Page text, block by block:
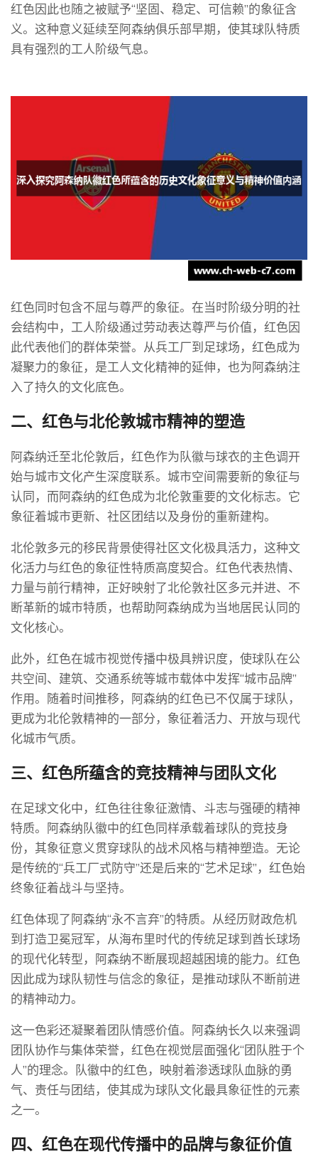
红色因此也随之被赋予“坚固、稳定、可信赖”的象征含
义。这种意义延续至阿森纳俱乐部早期，使其球队特质
具有强烈的工人阶级气息。
红色同时包含不屈与尊严的象征。在当时阶级分明的社
会结构中，工人阶级通过劳动表达尊严与价值，红色因
此代表他们的群体荣誉。从兵工厂到足球场，红色成为
凝聚力的象征，是工人文化精神的延伸，也为阿森纳注
入了持久的文化底色。
二、红色与北伦敦城市精神的塑造
阿森纳迁至北伦敦后，红色作为队徽与球衣的主色调开
始与城市文化产生深度联系。城市空间需要新的象征与
认同，而阿森纳的红色成为北伦敦重要的文化标志。它
象征着城市更新、社区团结以及身份的重新建构。
北伦敦多元的移民背景使得社区文化极具活力，这种文
化活力与红色的象征性特质高度契合。红色代表热情、
力量与前行精神，正好映射了北伦敦社区多元并进、不
断革新的城市特质，也帮助阿森纳成为当地居民认同的
文化核心。
此外，红色在城市视觉传播中极具辨识度，使球队在公
共空间、建筑、交通系统等城市载体中发挥“城市品牌”
作用。随着时间推移，阿森纳的红色已不仅属于球队，
更成为北伦敦精神的一部分，象征着活力、开放与现代
化城市气质。
三、红色所蕴含的竞技精神与团队文化
在足球文化中，红色往往象征激情、斗志与强硬的精神
特质。阿森纳队徽中的红色同样承载着球队的竞技身
份，其象征意义贯穿球队的战术风格与精神塑造。无论
是传统的“兵工厂式防守”还是后来的“艺术足球”，红色始
终象征着战斗与坚持。
红色体现了阿森纳“永不言弃”的特质。从经历财政危机
到打造卫冕冠军，从海布里时代的传统足球到酋长球场
的现代化转型，阿森纳不断展现超越困境的能力。红色
因此成为球队韧性与信念的象征，是推动球队不断前进
的精神动力。
这一色彩还凝聚着团队情感价值。阿森纳长久以来强调
团队协作与集体荣誉，红色在视觉层面强化“团队胜于个
人”的理念。队徽中的红色，映射着渗透球队血脉的勇
气、责任与团结，使其成为球队文化最具象征性的元素
之一。
四、红色在现代传播中的品牌与象征价值